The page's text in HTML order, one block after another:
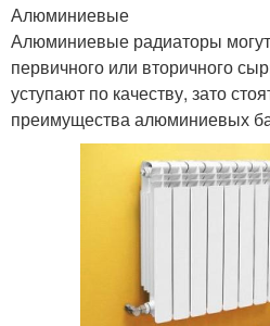
Алюминиевые
Алюминиевые радиаторы могут
первичного или вторичного
уступают по качеству, зато
преимущества алюминиевых